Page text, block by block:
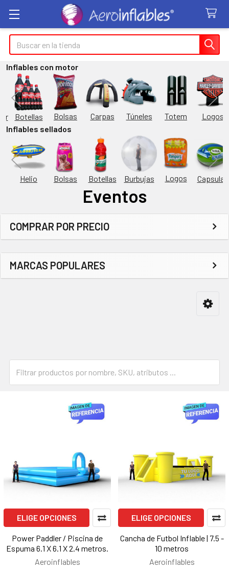
Buscar
Inflables con motor
Botellas Bolsas Carpas Túneles Totem
Logos
Inflables sellados
Helio Bolsas Botellas Burbujas Logos Capsulas
Eventos
Barra
lateral
COMPRAR POR PRECIO
MARCAS POPULARES
ELIGE OPCIONES
Power Paddler / Piscina de
Espuma 6.1 X 6.1 X 2.4 metros.
Aeroinflables
ELIGE OPCIONES
Cancha de Futbol Inflable | 7.5 -
10 metros
Aeroinflables